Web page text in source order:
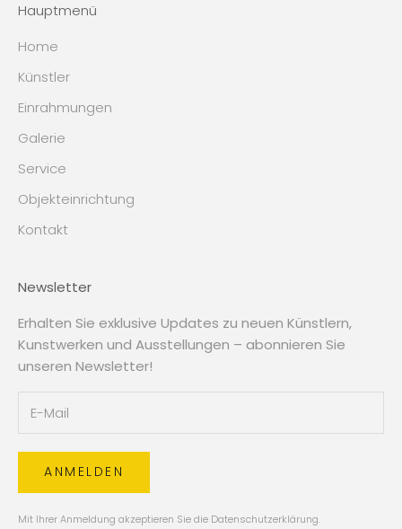
Hauptmenü
Home
Künstler
Einrahmungen
Galerie
Service
Objekteinrichtung
Kontakt
Newsletter
Erhalten Sie exklusive Updates zu neuen Künstlern,
Kunstwerken und Ausstellungen – abonnieren Sie
unseren Newsletter!
ANMELDEN
Mit Ihrer Anmeldung akzeptieren Sie die Datenschutzerklärung.